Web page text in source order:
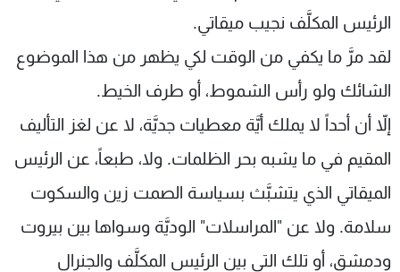
الرئيس المكلَّف نجيب ميقاتي.
لقد مرَّ ما يكفي من الوقت لكي يظهر من هذا الموضوع
الشائك ولو رأس الشموط، أو طرف الخيط.
إلاّ أن أحداً لا يملك أيَّة معطيات جديَّة، لا عن لغز التأليف
المقيم في ما يشبه بحر الظلمات. ولا، طبعاً، عن الرئيس
الميقاتي الذي يتشبَّث بسياسة الصمت زين والسكوت
سلامة. ولا عن "المراسلات" الوديَّة وسواها بين بيروت
ودمشق، أو تلك التي بين الرئيس المكلَّف والجنرال
البرامج
جدول البرامج
شاهد البرامج
الترددات
عن MTV
الإنـتـاج
لاعلاناتكم
وظائف
تواصل معنا
شروط الإسـتخدام
سياسة الخصوصية